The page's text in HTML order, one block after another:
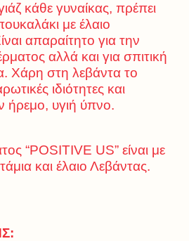
κάθε γυναίκας, πρέπει
με έλαιο
απαραίτητο για την
αλλά και για σπιτική
Χάρη στη λεβάντα το
ιδιότητες και
ήρεμο, υγιή ύπνο.
“POSITIVE US” είναι με
και έλαιο Λεβάντας.